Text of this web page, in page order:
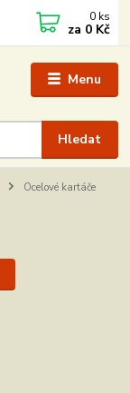
Menu
Hledat
0 ks
za 0 Kč
Ocelové kartáče